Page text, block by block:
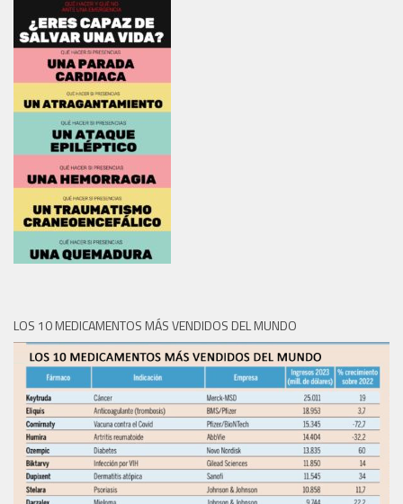
LOS 10 MEDICAMENTOS MÁS VENDIDOS DEL MUNDO